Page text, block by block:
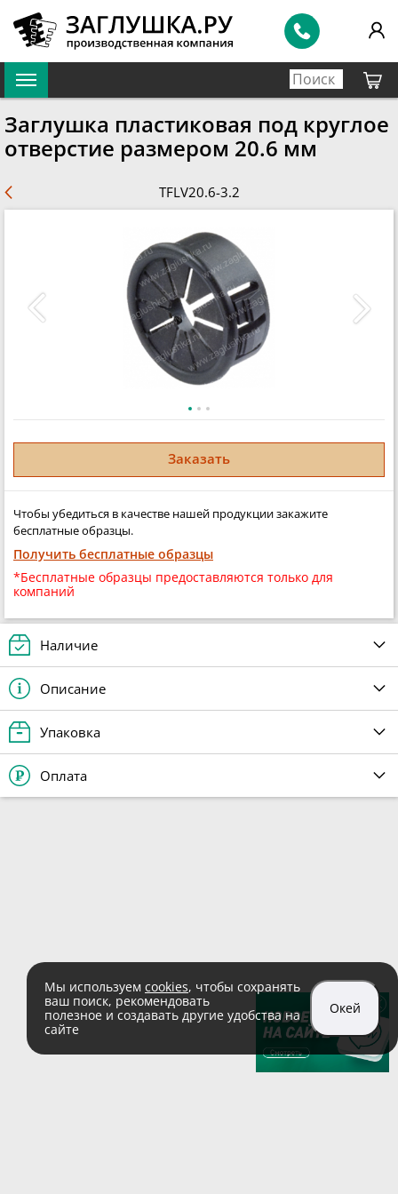
Заглушка пластиковая под круглое
отверстие размером 20.6 мм
TFLV20.6-3.2
Заказать
Чтобы убедиться в качестве нашей продукции закажите
бесплатные образцы.
Получить бесплатные образцы
*Бесплатные образцы предоставляются только для
компаний
Наличие
Описание
Упаковка
Оплата
Мы используем cookies, чтобы сохранять
ваш поиск, рекомендовать
полезное и создавать другие удобства на
сайте
Окей